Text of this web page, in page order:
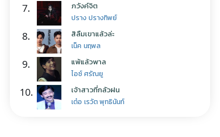
7. ภวังค์จิต
ปราง ปรางทิพย์
8. สิลืมเขาแล้วล่ะ
เน็ค นฤพล
9. แพ้แล้วพาล
ไอซ์ ศรัณยู
10. เจ้าสาวที่กลัวฝน
เต๋อ เรวัต พุทธินันท์